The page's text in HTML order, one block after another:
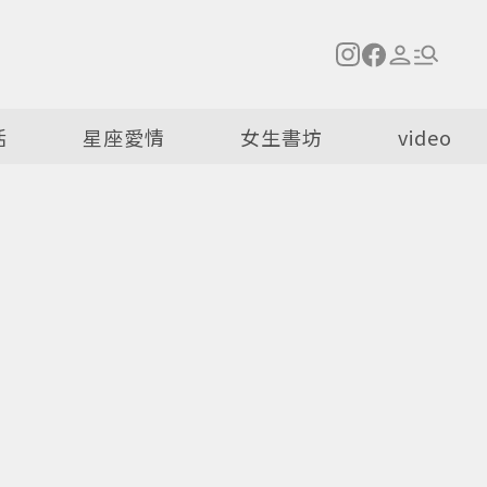
星座愛情 女生書坊 video